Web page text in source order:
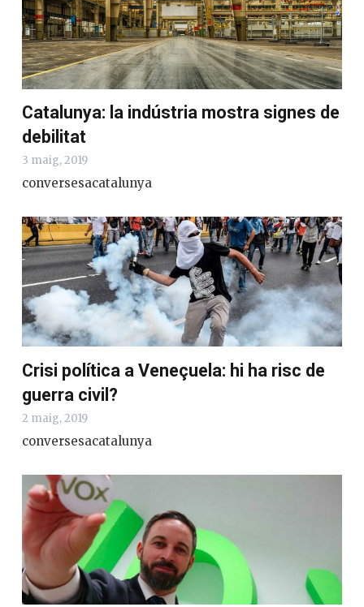
Catalunya: la indústria mostra signes de
debilitat
3 maig, 2019
conversesacatalunya
Crisi política a Veneçuela: hi ha risc de
guerra civil?
2 maig, 2019
conversesacatalunya